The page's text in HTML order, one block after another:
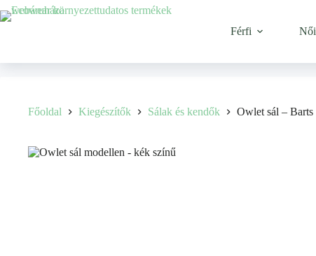
Ugrás
a
Férfi Női
Főoldal Kiegészítők Sálak és kendők Owlet sál – Barts